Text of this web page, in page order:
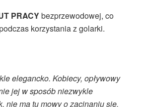
PRACYbezprzewodowej, co
korzystania z golarki.
elegancko. Kobiecy, opływowy
jej w sposób niezwykle
nie ma tu mowy o zacinaniu się.